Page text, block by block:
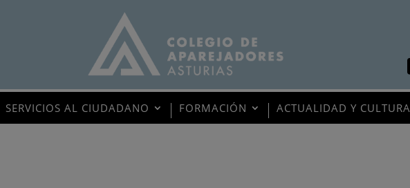
SERVICIOS AL CIUDADANO FORMACIÓN ACTUALIDAD Y CULTURA